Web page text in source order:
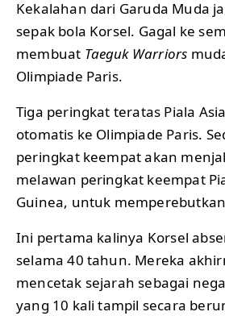
Kekalahan dari Garuda Muda
sepak bola Korsel. Gagal ke
membuat Taeguk Warriors
Olimpiade Paris.
Tiga peringkat teratas Piala
otomatis ke Olimpiade Paris.
peringkat keempat akan
melawan peringkat keempat
Guinea, untuk
Ini pertama kalinya Korsel
selama 40 tahun. Mereka
mencetak sejarah sebagai
yang 10 kali tampil secara